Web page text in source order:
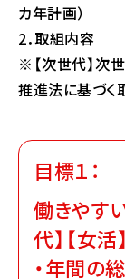
カ年計画）
2．取組内容
※【次世代】次
推進法に基づく
目標１：
働きやす
代】【女活】
・年間の